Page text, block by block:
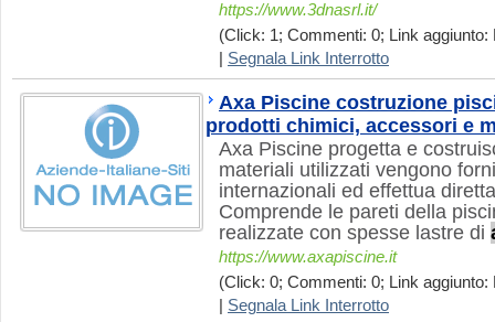
https://www.3dnasrl.it/
(Click: 1; Commenti: 0; Link aggiunto:
Segnala Link Interrotto
Axa Piscine costruzione
prodotti chimici, accessori e
Axa Piscine progetta e
materiali utilizzati vengono
internazionali ed effettua
Comprende le pareti della
realizzate con spesse lastre di
https://www.axapiscine.it
(Click: 0; Commenti: 0; Link aggiunto:
Segnala Link Interrotto